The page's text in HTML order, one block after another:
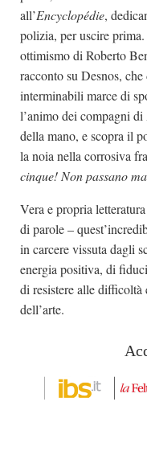
all’Encyclopédie,
polizia, per uscire
ottimismo di Roberto
racconto su Desnos,
interminabili marce di
l’animo dei compagni
della mano, e scopra il
la noia nella corrosiva
cinque! Non passano
Vera e propria
di parole –
in carcere vissuta dagli
energia positiva, di
di resistere alle
dell’arte.